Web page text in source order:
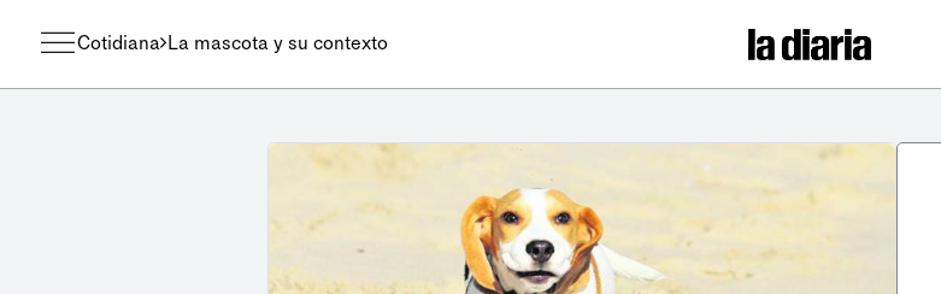
Cotidiana La mascota y su contexto